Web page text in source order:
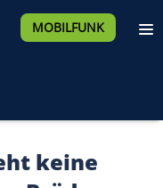
MOBILFUNK
keine